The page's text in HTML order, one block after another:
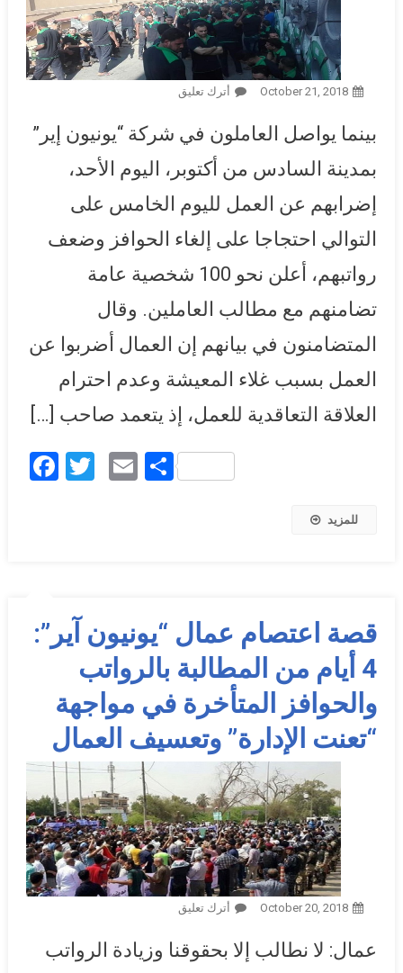
October 21, 2018 أترك تعليق
“يونيون إير” وينتقدون التواطؤ
الأدنى للمعيشة
بينما يواصل العاملون في شركة “يونيون إير”
بمدينة السادس من أكتوبر، اليوم الأحد،
إضرابهم عن العمل لليوم الخامس على
التوالي احتجاجا على إلغاء الحوافز وضعف
رواتبهم، أعلن نحو 100 شخصية عامة
تضامنهم مع مطالب العاملين. وقال
المتضامنون في بيانهم إن العمال أضربوا عن
العمل بسبب غلاء المعيشة وعدم احترام
العلاقة التعاقدية للعمل، إذ يتعمد صاحب […]
Facebook
Twitter
EmailShare
للمزيد
قصة اعتصام عمال “يونيون آير”:
4 أيام من المطالبة بالرواتب
والحوافز المتأخرة في مواجهة
“تعنت الإدارة” وتعسيف العمال
October 20, 2018 أترك تعليق
والحوافز المتأخرة في مواجهة
عمال: لا نطالب إلا بحقوقنا وزيادة الرواتب